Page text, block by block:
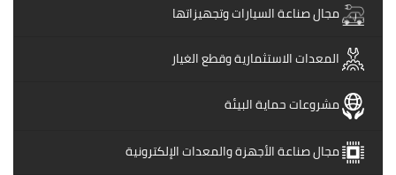
مجال صناعة السيارات وتجهيزاتها
المعدات الاستثمارية وقطع الغيار
مشروعات حماية البيئة
مجال صناعة الأجهزة والمعدات الإلكترونية